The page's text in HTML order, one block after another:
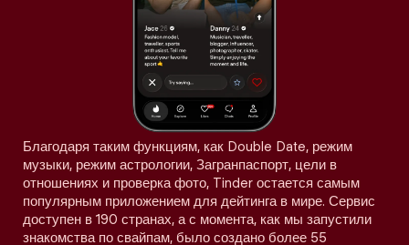
Благодаря таким функциям, как Double Date, режим
музыки, режим астрологии, Загранпаспорт, цели в
отношениях и проверка фото, Tinder остается самым
популярным приложением для дейтинга в мире. Сервис
доступен в 190 странах, а с момента, как мы запустили
знакомства по свайпам, было создано более 55